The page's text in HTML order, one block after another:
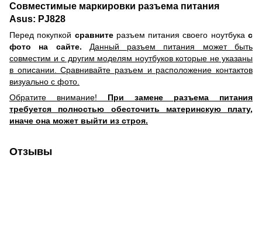
Совместимые маркировки разъема питания
Asus: PJ828
Перед покупкой сравнитеразъем питания своего ноутбукас
фото на сайте. Данный разъем питания может быть
совместим и с другим моделям ноутбуков которые не указаны
в описании. Сравнивайте разъем и расположение контактов
визуально с фото.
Обратите внимание! При замене разъема питания
требуется полностью обесточить материнскую плату,
иначе она может выйти из строя.
Отзывы